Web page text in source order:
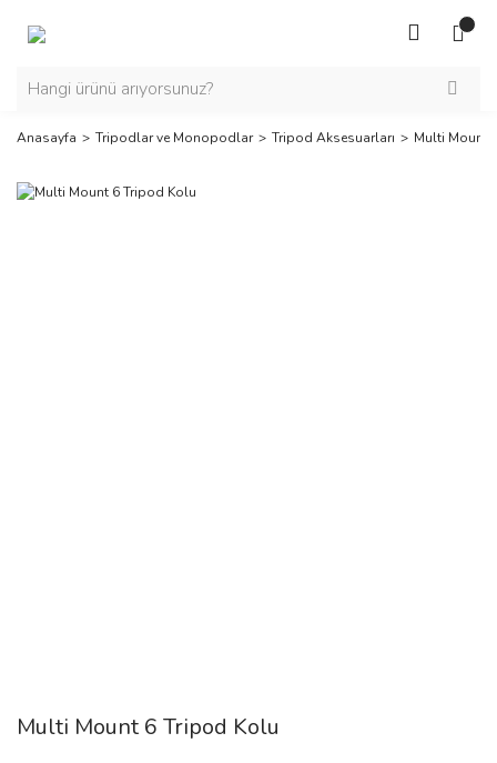
Anasayfa Tripodlar ve Monopodlar Tripod Aksesuarları Multi Mount
Multi Mount 6 Tripod Kolu